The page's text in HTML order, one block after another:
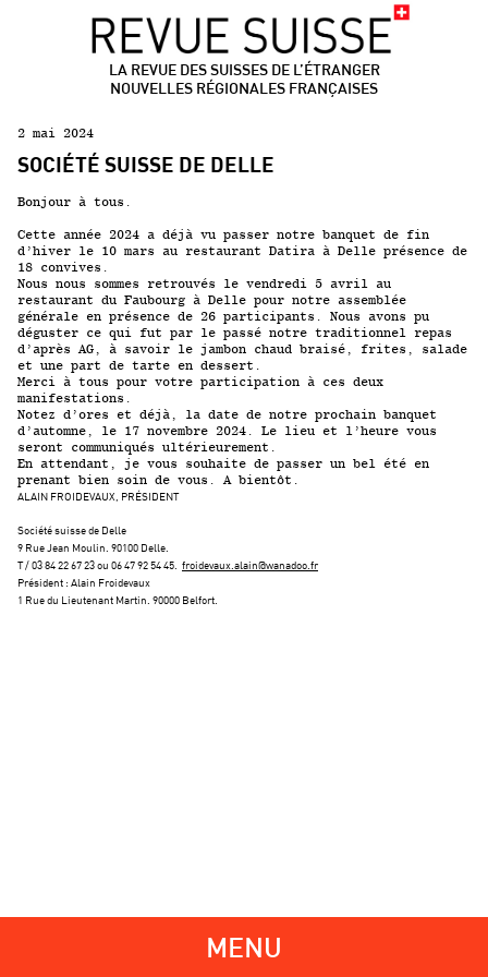
LA REVUE DES SUISSES DE L’ÉTRANGER
NOUVELLES RÉGIONALES FRANÇAISES
2 mai 2024
SOCIÉTÉ SUISSE DE DELLE
Bonjour à tous.
Cette année 2024 a déjà vu passer notre banquet de fin
d’hiver le 10 mars au restaurant Datira à Delle présence de
18 convives.
Nous nous sommes retrouvés le vendredi 5 avril au
restaurant du Faubourg à Delle pour notre assemblée
générale en présence de 26 participants. Nous avons pu
déguster ce qui fut par le passé notre traditionnel repas
d’après AG, à savoir le jambon chaud braisé, frites, salade
et une part de tarte en dessert.
Merci à tous pour votre participation à ces deux
manifestations.
Notez d’ores et déjà, la date de notre prochain banquet
d’automne, le 17 novembre 2024. Le lieu et l’heure vous
seront communiqués ultérieurement.
En attendant, je vous souhaite de passer un bel été en
prenant bien soin de vous. A bientôt.
ALAIN FROIDEVAUX, PRÉSIDENT
Société suisse de Delle
9 Rue Jean Moulin. 90100 Delle.
T / 03 84 22 67 23 ou 06 47 92 54 45. froidevaux.alain@wanadoo.fr
Président : Alain Froidevaux
1 Rue du Lieutenant Martin. 90000 Belfort.
MENU